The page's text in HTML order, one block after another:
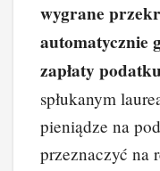
wygrane
automatycznie
zapłaty
spłukanym
pieniądze na
przeznaczyć na